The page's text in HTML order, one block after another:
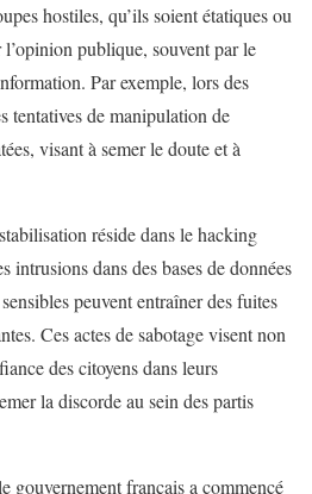
hostiles, qu’ils soient étatiques ou
publique, souvent par le
Par exemple, lors des
tentatives de manipulation de
visant à semer le doute et à
réside dans le hacking
intrusions dans des bases de données
peuvent entraîner des fuites
Ces actes de sabotage visent non
des citoyens dans leurs
la discorde au sein des partis
gouvernement français a commencé